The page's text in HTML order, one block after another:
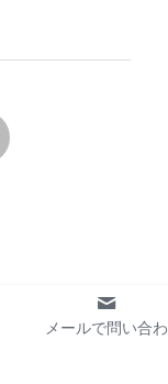
メールで問い合わ